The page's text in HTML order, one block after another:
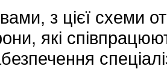
з цієї схеми
які